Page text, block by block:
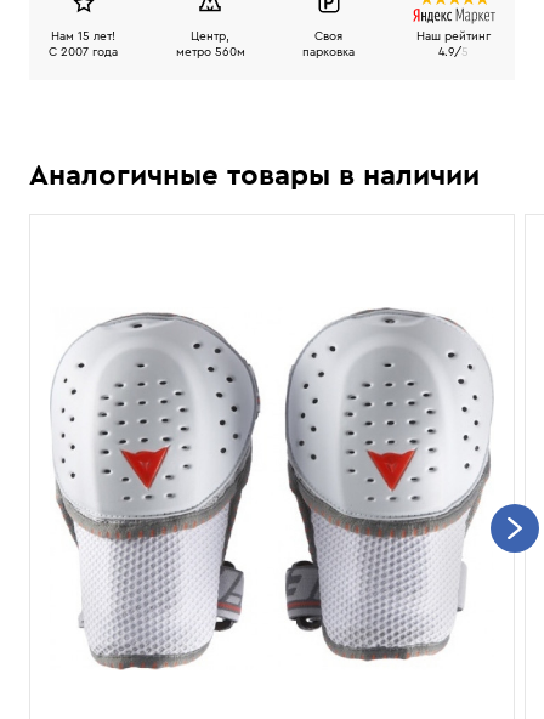
Нам 15 лет!
C 2007 года
Центр,
метро 560м
Своя
парковка
Наш рейтинг
4.9/5
Аналогичные товары в наличии